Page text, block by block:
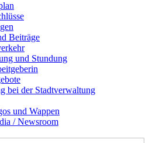
Beiträge
und Stundung
bei der Stadtverwaltung
und Wappen
/ Newsroom